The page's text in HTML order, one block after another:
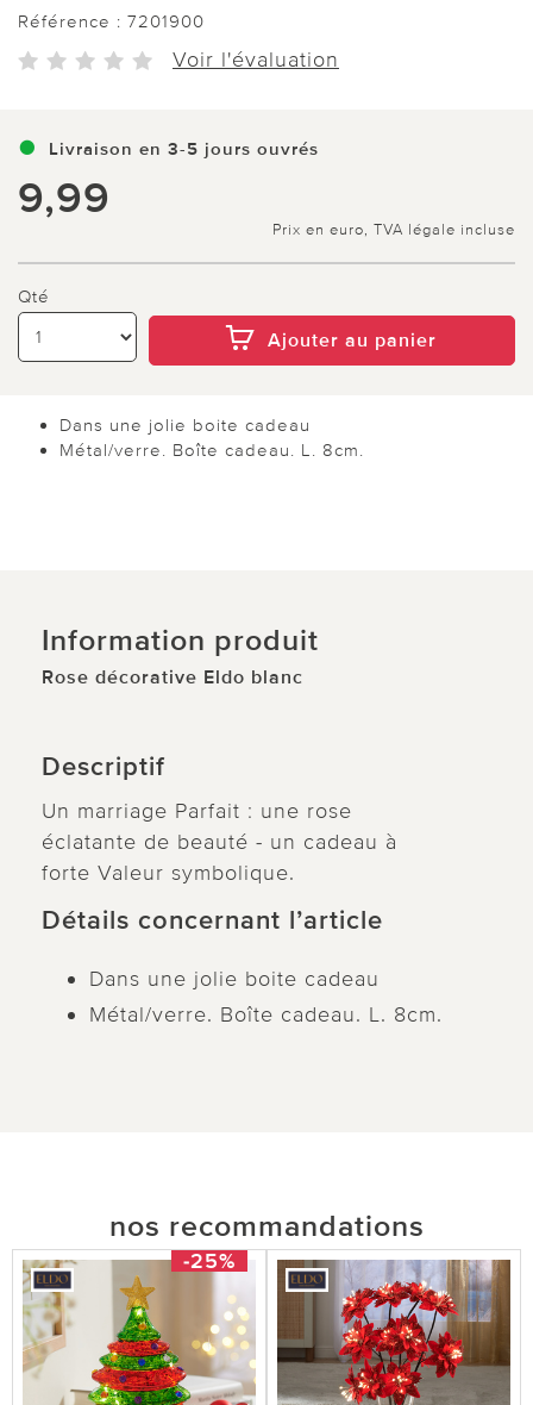
Référence : 7201900
Voir l'évaluation
Livraison en 3-5 jours ouvrés
9,99
Prix en euro, TVA légale incluse
Qté
Ajouter au panier
Dans une jolie boite cadeau
Métal/verre. Boîte cadeau. L. 8cm.
Information produit
Rose décorative Eldo blanc
Descriptif
Un marriage Parfait : une rose
éclatante de beauté - un cadeau à
forte Valeur symbolique.
Détails concernant l’article
Dans une jolie boite cadeau
Métal/verre. Boîte cadeau. L. 8cm.
nos recommandations
-25%